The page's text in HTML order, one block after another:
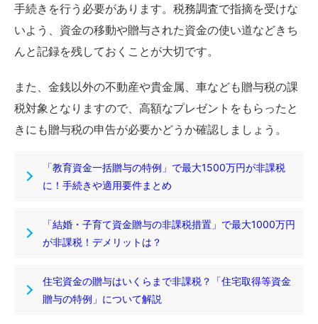
手続きを行う必要があります。税務調査で指摘を受けな
いよう、資金の移動や贈与された資金の使い道などきち
んと記録を残しておくことが大切です。
また、金銭以外の不動産や貴金属、車なども贈与税の課
税対象となりますので、高額なプレゼントをもらったと
きにも贈与税の申告が必要かどうか確認しましょう。
「教育資金一括贈与の特例」で最大1500万円が非課税
に！手続きや適用要件まとめ
「結婚・子育て資金贈与の非課税措置」で最大1000万円
が非課税！デメリットは？
住宅資金の贈与はいくらまで非課税？「住宅取得等資金
贈与の特例」について解説